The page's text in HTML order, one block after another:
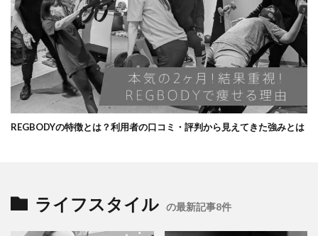
REGBODYの特徴とは？利用者の口コミ・評判から見えてきた強みとは
ライフスタイル の最新記事8件